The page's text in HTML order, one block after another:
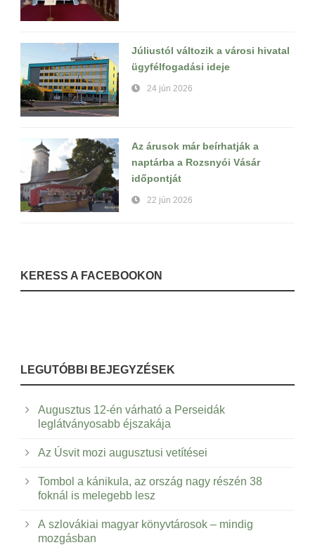
Júliustól változik a városi hivatal
ügyfélfogadási ideje
24 jún 2026
Az árusok már beírhatják a
naptárba a Rozsnyói Vásár
időpontját
22 jún 2026
KERESS A FACEBOOKON
LEGUTÓBBI BEJEGYZÉSEK
Augusztus 12-én várható a Perseidák
leglátványosabb éjszakája
Az Úsvit mozi augusztusi vetítései
Tombol a kánikula, az ország nagy részén 38
foknál is melegebb lesz
A szlovákiai magyar könyvtárosok – mindig
mozgásban